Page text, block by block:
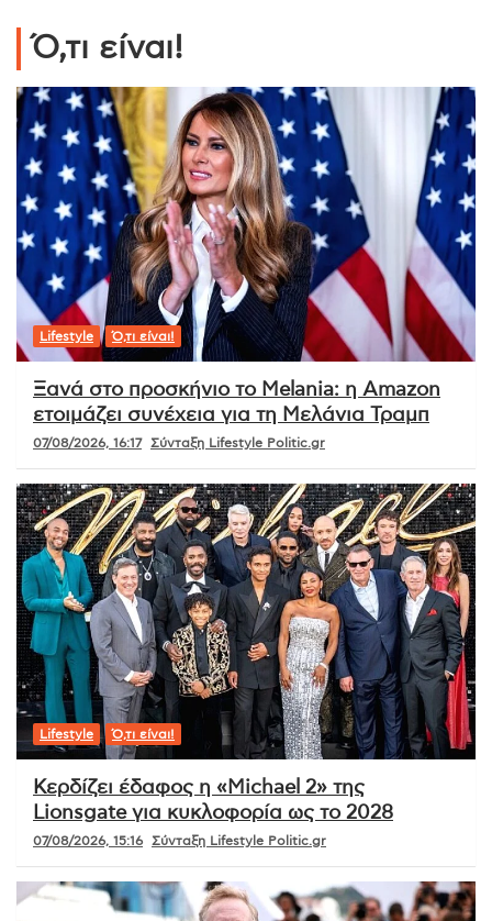
Ό,τι είναι!
Lifestyle Ό,τι είναι!
Ξανά στο προσκήνιο το Melania: η Amazon
ετοιμάζει συνέχεια για τη Μελάνια Τραμπ
07/08/2026, 16:17 Σύνταξη Lifestyle Politic.gr
Lifestyle Ό,τι είναι!
Κερδίζει έδαφος η «Michael 2» της
Lionsgate για κυκλοφορία ως το 2028
07/08/2026, 15:16 Σύνταξη Lifestyle Politic.gr